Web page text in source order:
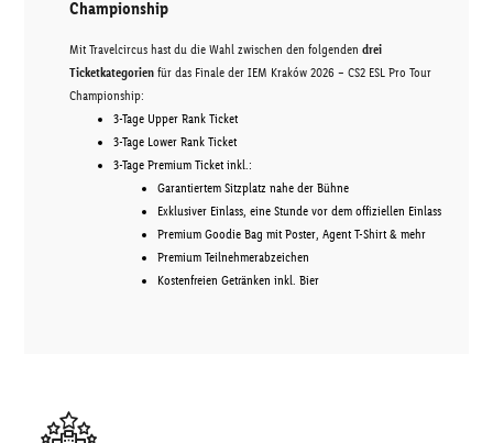
Championship
Mit Travelcircus hast du die Wahl zwischen den folgenden drei
Ticketkategorien für das Finale der IEM Kraków 2026 – CS2 ESL Pro Tour
Championship:
3-Tage Upper Rank Ticket
3-Tage Lower Rank Ticket
3-Tage Premium Ticket inkl.:
Garantiertem Sitzplatz nahe der Bühne
Exklusiver Einlass, eine Stunde vor dem offiziellen Einlass
Premium Goodie Bag mit Poster, Agent T-Shirt & mehr
Premium Teilnehmerabzeichen
Kostenfreien Getränken inkl. Bier